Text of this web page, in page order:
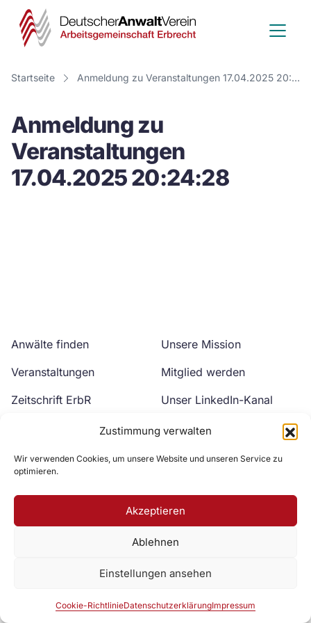
Zustimmung verwalten
Wir verwenden Cookies, um unsere Website und unseren Service zu
optimieren.
Akzeptieren
Ablehnen
Einstellungen ansehen
Cookie-RichtlinieDatenschutzerklärungImpressum
Deutscher
Anwalt
Verein
Startseite Anmeldung zu Veranstaltungen 17.04.2025 20:24:28
Anmeldung zu
Veranstaltungen
17.04.2025 20:24:28
Anwälte finden
Veranstaltungen
Zeitschrift ErbR
Unsere Mission
Mitglied werden
Unser LinkedIn-Kanal
Unser YouTube-Kanal
Zur DAV Webseite